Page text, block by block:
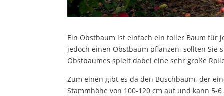
Ein Obstbaum ist einfach ein toller Baum für
jedoch einen Obstbaum pflanzen, sollten Sie
Obstbaumes spielt dabei eine sehr große
Zum einen gibt es da den Buschbaum, der
Stammhöhe von 100-120 cm auf und kann